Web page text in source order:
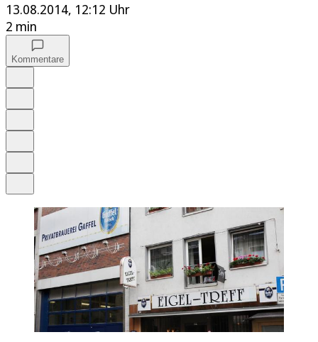
13.08.2014, 12:12 Uhr
2 min
Kommentare